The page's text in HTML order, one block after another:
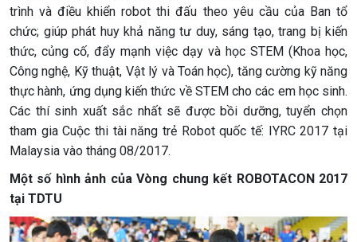
trình và điều khiển robot thi đấu theo yêu cầu của Ban tổ
chức; giúp phát huy khả năng tư duy, sáng tạo, trang bị kiến
thức, củng cố, đẩy mạnh việc dạy và học STEM (Khoa học,
Công nghệ, Kỹ thuật, Vật lý và Toán học), tăng cường kỹ năng
thực hành, ứng dụng kiến thức về STEM cho các em học sinh.
Các thí sinh xuất sắc nhất sẽ được bồi dưỡng, tuyển chọn
tham gia Cuộc thi tài năng trẻ Robot quốc tế: IYRC 2017 tại
Malaysia vào tháng 08/2017.
Một số hình ảnh của Vòng chung kết ROBOTACON 2017
tại TDTU